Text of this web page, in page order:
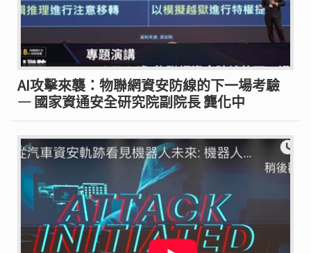
AI攻擊來襲：物聯網資安防線的下一場考驗
— 國家資通安全研究院副院長 龔化中